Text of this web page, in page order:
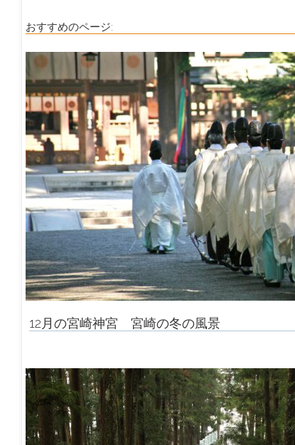
おすすめのページ:
12月の宮崎神宮 宮崎の冬の風景